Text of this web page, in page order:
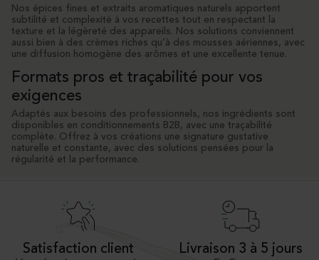
Nos épices fines et extraits aromatiques naturels apportent
subtilité et complexité à vos recettes tout en respectant la
texture et la légèreté des appareils. Nos solutions conviennent
aussi bien à des crèmes riches qu’à des mousses aériennes, avec
une diffusion homogène des arômes et une excellente tenue.
Formats pros et traçabilité pour vos
exigences
Adaptés aux besoins des professionnels, nos ingrédients sont
disponibles en conditionnements B2B, avec une traçabilité
complète. Offrez à vos créations une signature gustative
naturelle et constante, avec des solutions pensées pour la
régularité et la performance.
Satisfaction client Livraison 3 à 5 jours